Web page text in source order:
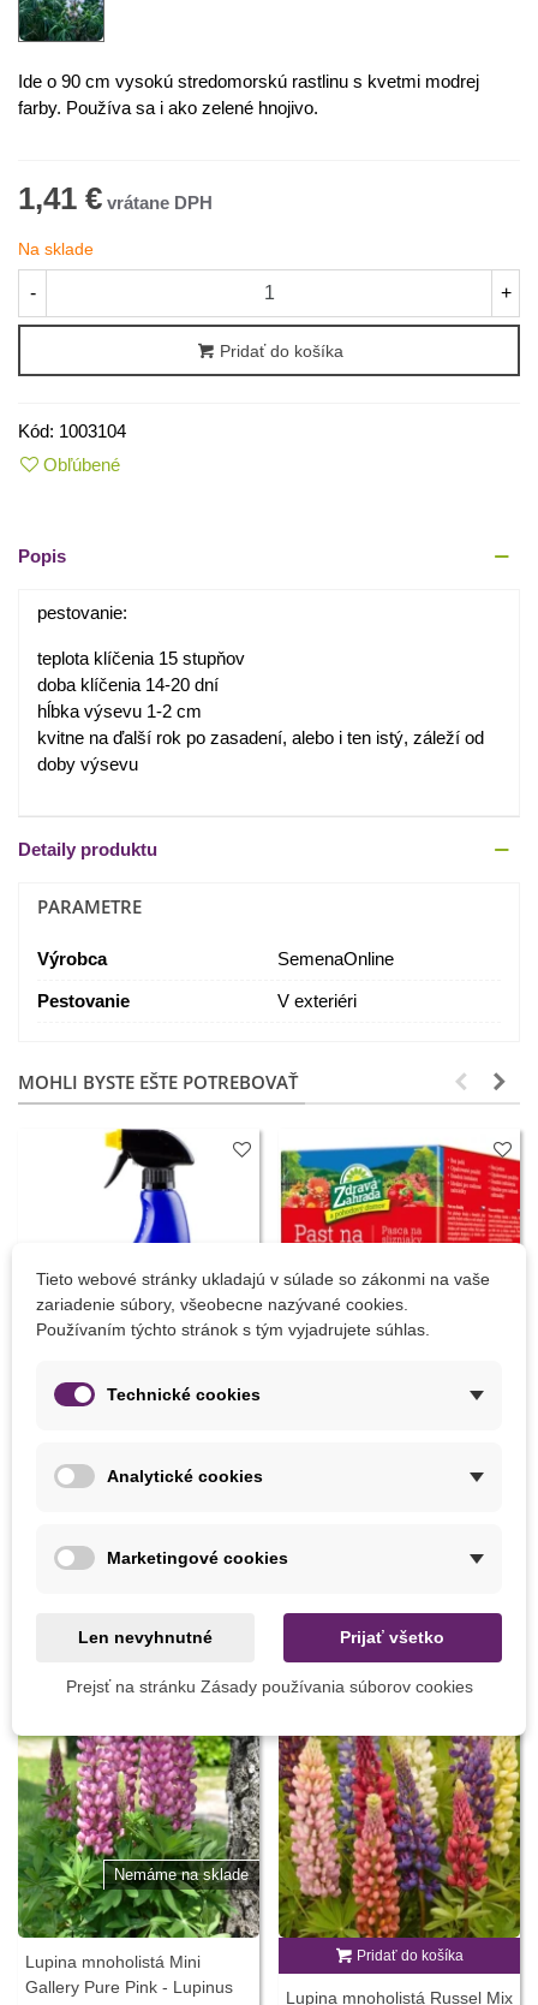
Ide o 90 cm vysokú stredomorskú rastlinu s kvetmi modrej
farby. Používa sa i ako zelené hnojivo.
1,41 €
Na sklade
- +
Pridať do košíka
Kód: 1003104
Obľúbené
Popis
pestovanie:
teplota klíčenia 15 stupňov
doba klíčenia 14-20 dní
hĺbka výsevu 1-2 cm
kvitne na ďalší rok po zasadení, alebo i ten istý, záleží od
doby výsevu
Detaily produktu
PARAMETRE
Výrobca SemenaOnline
Pestovanie V exteriéri
MOHLI BYSTE EŠTE POTREBOVAŤ
Substral komplexná ochrana
- Okrasné rastliny - 800 ml
8 INÝCH PRODUKTOV V TEJ ISTEJ KATEGÓRII:
Nemáme na sklade
Lupina mnoholistá Mini
Gallery Pure Pink - Lupinus
Pridať do košíka
Lupina mnoholistá Russel Mix
Tieto webové stránky ukladajú v súlade so zákonmi na vaše
zariadenie súbory, všeobecne nazývané cookies.
Používaním týchto stránok s tým vyjadrujete súhlas.
Technické cookies
Analytické cookies
Marketingové cookies
Len nevyhnutné Prijať všetko
Prejsť na stránku Zásady používania súborov cookies